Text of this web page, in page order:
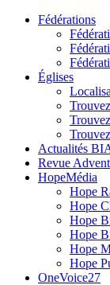
Fédérations
Églises
Actualités
Revue
HopeMédia
Hope
Hope
Hope
Hope
Hope
Hope
OneVoice27